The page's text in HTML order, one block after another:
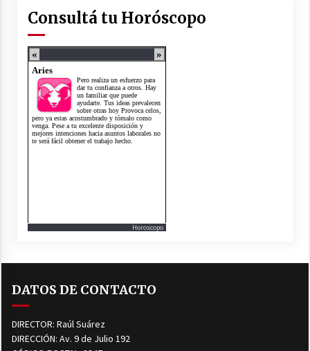
Consultá tu Horóscopo
Horoscopo
DATOS DE CONTACTO
DIRECTOR: Raúl Suárez
DIRECCIÓN: Av. 9 de Julio 192